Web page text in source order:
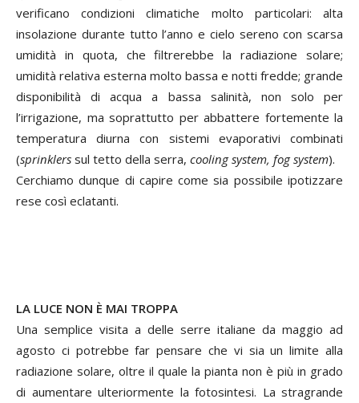
verificano condizioni climatiche molto particolari: alta
insolazione durante tutto l’anno e cielo sereno con scarsa
umidità in quota, che filtrerebbe la radiazione solare;
umidità relativa esterna molto bassa e notti fredde; grande
disponibilità di acqua a bassa salinità, non solo per
l’irrigazione, ma soprattutto per abbattere fortemente la
temperatura diurna con sistemi evaporativi combinati
(sprinklers sul tetto della serra, cooling system, fog system).
Cerchiamo dunque di capire come sia possibile ipotizzare
rese così eclatanti.
LA LUCE NON È MAI TROPPA
Una semplice visita a delle serre italiane da maggio ad
agosto ci potrebbe far pensare che vi sia un limite alla
radiazione solare, oltre il quale la pianta non è più in grado
di aumentare ulteriormente la fotosintesi. La stragrande